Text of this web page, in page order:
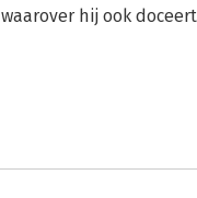
waarover hij ook